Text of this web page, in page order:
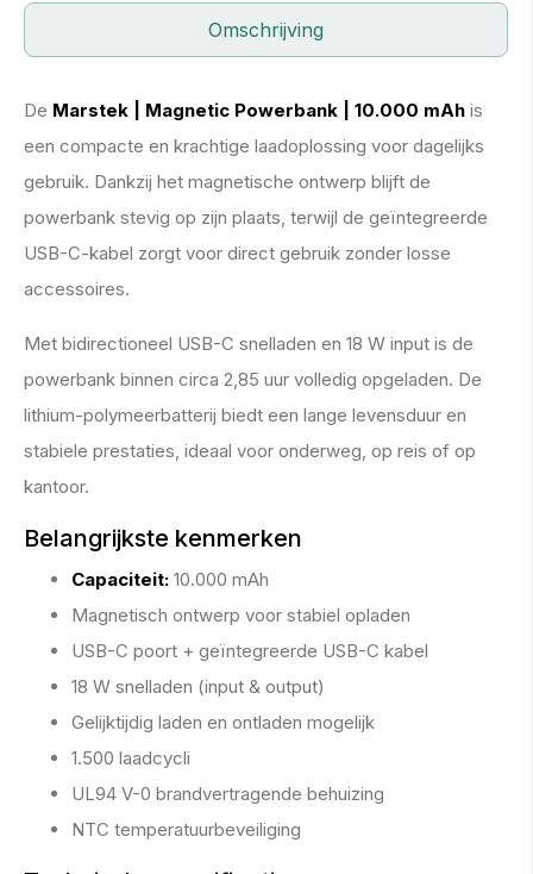
Omschrijving
De Marstek | Magnetic Powerbank | 10.000 mAh is
een compacte en krachtige laadoplossing voor dagelijks
gebruik. Dankzij het magnetische ontwerp blijft de
powerbank stevig op zijn plaats, terwijl de geïntegreerde
USB-C-kabel zorgt voor direct gebruik zonder losse
accessoires.
Met bidirectioneel USB-C snelladen en 18 W input is de
powerbank binnen circa 2,85 uur volledig opgeladen. De
lithium-polymeerbatterij biedt een lange levensduur en
stabiele prestaties, ideaal voor onderweg, op reis of op
kantoor.
Belangrijkste kenmerken
Capaciteit: 10.000 mAh
Magnetisch ontwerp voor stabiel opladen
USB-C poort + geïntegreerde USB-C kabel
18 W snelladen (input & output)
Gelijktijdig laden en ontladen mogelijk
1.500 laadcycli
UL94 V-0 brandvertragende behuizing
NTC temperatuurbeveiliging